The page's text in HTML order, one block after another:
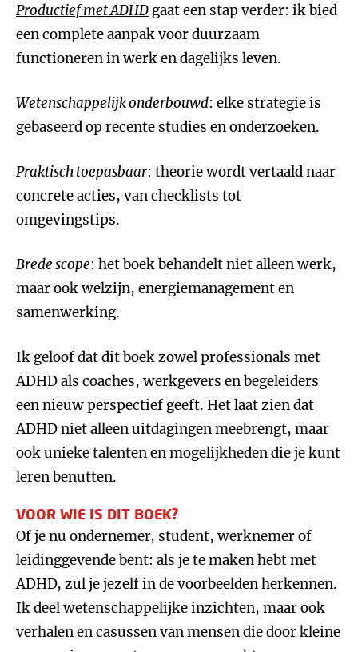
Productief met ADHD gaat een stap verder: ik bied
een complete aanpak voor duurzaam
functioneren in werk en dagelijks leven.
Wetenschappelijk onderbouwd: elke strategie is
gebaseerd op recente studies en onderzoeken.
Praktisch toepasbaar: theorie wordt vertaald naar
concrete acties, van checklists tot
omgevingstips.
Brede scope: het boek behandelt niet alleen werk,
maar ook welzijn, energiemanagement en
samenwerking.
Ik geloof dat dit boek zowel professionals met
ADHD als coaches, werkgevers en begeleiders
een nieuw perspectief geeft. Het laat zien dat
ADHD niet alleen uitdagingen meebrengt, maar
ook unieke talenten en mogelijkheden die je kunt
leren benutten.
VOOR WIE IS DIT BOEK?
Of je nu ondernemer, student, werknemer of
leidinggevende bent: als je te maken hebt met
ADHD, zul je jezelf in de voorbeelden herkennen.
Ik deel wetenschappelijke inzichten, maar ook
verhalen en casussen van mensen die door kleine